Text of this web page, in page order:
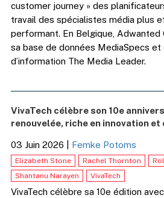
customer journey » des
travail des spécialistes média plus
performant. En Belgique, Adwanted
sa base de données MediaSpecs et
d’information The Media Leader.
VivaTech célèbre son 10e
renouvelée, riche en innovation et
03 Juin 2026 Femke Potoms
Elizabeth Stone Rachel Thornton
Shantanu Narayen
VivaTech
VivaTech célèbre sa 10e édition